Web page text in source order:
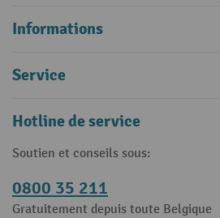
Informations
Service
Hotline de service
Soutien et conseils sous:
0800 35 211
Gratuitement depuis toute Belgique